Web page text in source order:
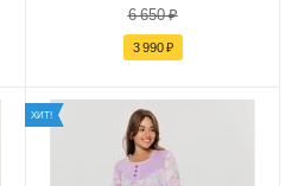
6 650₽
3 990₽
ХИТ!